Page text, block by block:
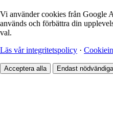
Vi använder cookies från Google
används och förbättra din
val.
Läs vår integritetspolicy ·
Acceptera alla Endast nödvändiga